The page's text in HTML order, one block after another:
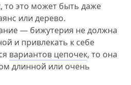
то это может быть даже
или дерево.
— бижутерия не должна
и привлекать к себе
вариантов цепочек, то она
длинной или очень